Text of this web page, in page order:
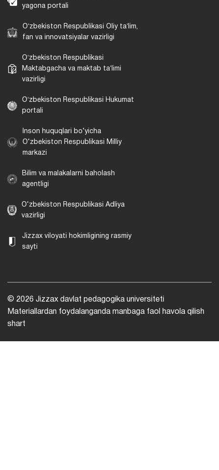
yagona portali
Oʻzbekiston Respublikasi Oliy taʼlim,
fan va innovatsiyalar vazirligi
Oʻzbekiston Respublikasi
Maktabgacha va maktab taʼlimi
vazirligi
Oʻzbekiston Respublikasi Hukumat
portali
Inson huquqlari bo‘yicha
O‘zbekiston Respublikasi Milliy
markazi
Bilim va malakalarni baholash
agentligi
O‘zbekiston Respublikasi Adliya
vazirligi
Jizzax viloyati hokimligining rasmiy
sayti
© 2026 Jizzax davlat pedagogika universiteti
Materiallardan foydalanganda manbaga faol havola qilish
shart